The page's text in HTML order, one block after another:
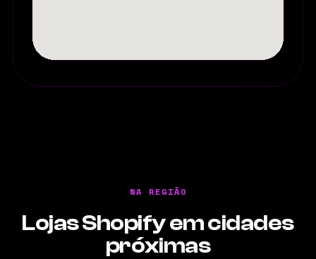
NA REGIÃO
Lojas Shopify em cidades
próximas